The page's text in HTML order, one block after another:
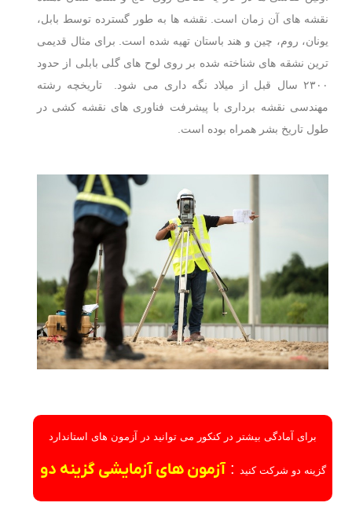
نقشه های آن زمان است. نقشه ها به طور گسترده توسط بابل،
یونان، روم، چین و هند باستان تهیه شده است. برای مثال قدیمی
ترین نشقه های شناخته شده بر روی لوح های گلی بابلی از حدود
۲۳۰۰ سال قبل از میلاد نگه داری می شود. تاریخچه رشته
مهندسی نقشه برداری با پیشرفت فناوری های نقشه کشی در
طول تاریخ بشر همراه بوده است.
برای آمادگی بیشتر در کنکور می توانید در آزمون های استاندارد
گزینه دو شرکت کنید :آزمون های آزمایشی گزینه دو